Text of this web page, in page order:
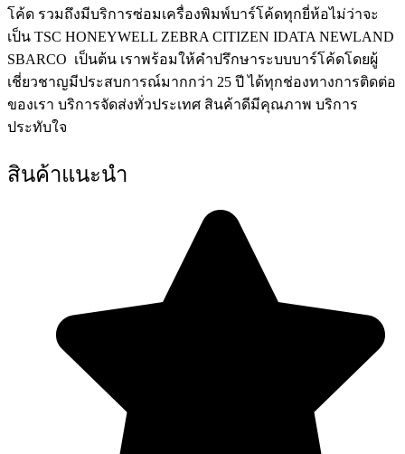
โค้ด รวมถึงมีบริการซ่อมเครื่องพิมพ์บาร์โค้ดทุกยี่ห้อไม่ว่าจะ
เป็น TSC HONEYWELL ZEBRA CITIZEN IDATA NEWLAND
SBARCO เป็นต้น เราพร้อมให้คำปรึกษาระบบบาร์โค้ดโดยผู้
เชี่ยวชาญมีประสบการณ์มากกว่า 25 ปี ได้ทุกช่องทางการติดต่อ
ของเรา บริการจัดส่งทั่วประเทศ สินค้าดีมีคุณภาพ บริการ
ประทับใจ
สินค้าแนะนำ